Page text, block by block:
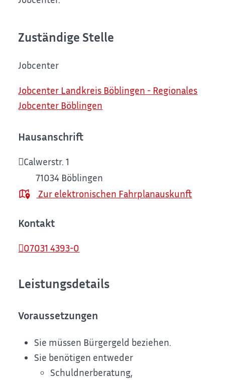
Zuständige Stelle
Jobcenter
Jobcenter Landkreis Böblingen - Regionales
Jobcenter Böblingen
Hausanschrift
Calwerstr. 1
71034 Böblingen
Zur elektronischen Fahrplanauskunft
Kontakt
07031 4393-0
Leistungsdetails
Voraussetzungen
Sie müssen Bürgergeld beziehen.
Sie benötigen entweder
Schuldnerberatung,